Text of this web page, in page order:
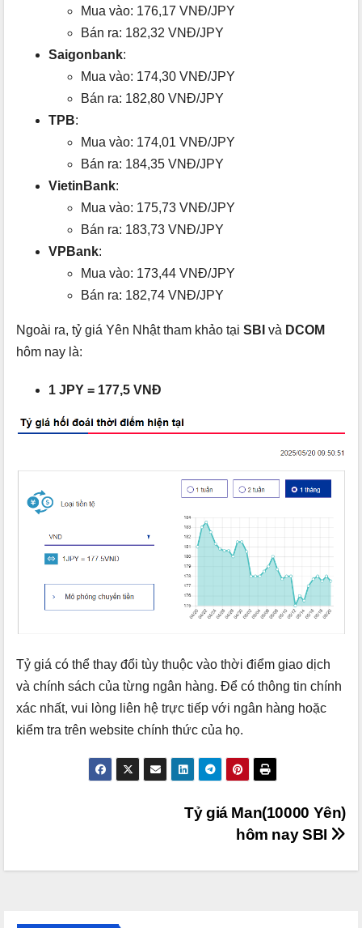
Mua vào: 176,17 VNĐ/JPY
Bán ra: 182,32 VNĐ/JPY
Saigonbank:
Mua vào: 174,30 VNĐ/JPY
Bán ra: 182,80 VNĐ/JPY
TPB:
Mua vào: 174,01 VNĐ/JPY
Bán ra: 184,35 VNĐ/JPY
VietinBank:
Mua vào: 175,73 VNĐ/JPY
Bán ra: 183,73 VNĐ/JPY
VPBank:
Mua vào: 173,44 VNĐ/JPY
Bán ra: 182,74 VNĐ/JPY
Ngoài ra, tỷ giá Yên Nhật tham khảo tại SBI và DCOM
hôm nay là:
1 JPY = 177,5 VNĐ
Tỷ giá có thể thay đổi tùy thuộc vào thời điểm giao dịch
và chính sách của từng ngân hàng. Để có thông tin chính
xác nhất, vui lòng liên hệ trực tiếp với ngân hàng hoặc
kiểm tra trên website chính thức của họ.
bài
Tỷ giá Man(10000 Yên)
hôm nay SBI